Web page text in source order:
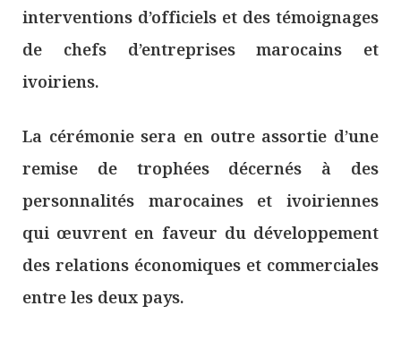
interventions d’officiels et des témoignages
de chefs d’entreprises marocains et
ivoiriens.
La cérémonie sera en outre assortie d’une
remise de trophées décernés à des
personnalités marocaines et ivoiriennes
qui œuvrent en faveur du développement
des relations économiques et commerciales
entre les deux pays.